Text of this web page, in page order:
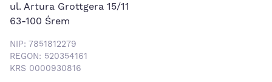
ul. Artura Grottgera 15/11
63-100 Śrem
NIP: 7851812279
REGON: 520354161
KRS 0000930816